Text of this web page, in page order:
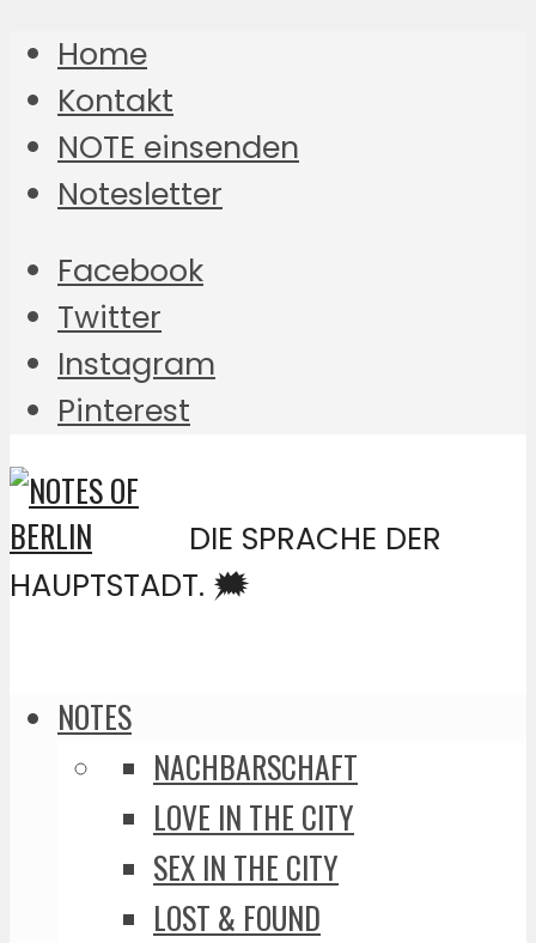
Home
Kontakt
NOTE einsenden
Notesletter
Facebook
Twitter
Instagram
Pinterest
DIE SPRACHE DER
HAUPTSTADT. 🗯️
NOTES
NACHBARSCHAFT
LOVE IN THE CITY
SEX IN THE CITY
LOST & FOUND